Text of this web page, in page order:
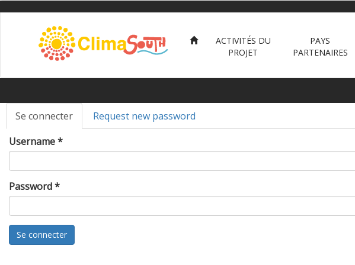
ACTIVITÉS DU
PROJET
PAYS
PARTENAIRES
tabs
Se connecter (active
tab)
Request new password
Username*
Password*
Se connecter